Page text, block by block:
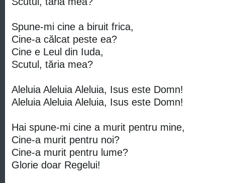
Spune-mi cine a biruit frica,
Cine-a călcat peste ea?
Cine e Leul din Iuda,
Scutul, tăria mea?
Aleluia Aleluia Aleluia, Isus este Domn!
Aleluia Aleluia Aleluia, Isus este Domn!
Hai spune-mi cine a murit pentru mine,
Cine-a murit pentru noi?
Cine-a murit pentru lume?
Glorie doar Regelui!